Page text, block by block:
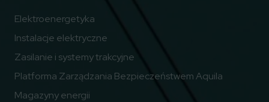
Elektroenergetyka
Instalacje elektryczne
Zasilanie i systemy trakcyjne
Platforma Zarządzania Bezpieczeństwem Aquila
Magazyny energii